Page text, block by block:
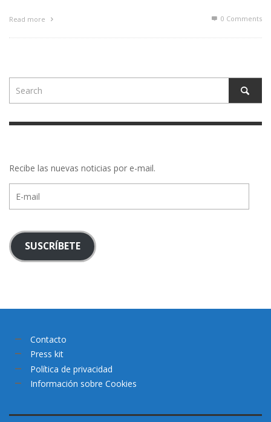
Read more 0 Comments
Recibe las nuevas noticias por e-mail.
mail
SUSCRÍBETE
Contacto
Press kit
Política de privacidad
Información sobre Cookies